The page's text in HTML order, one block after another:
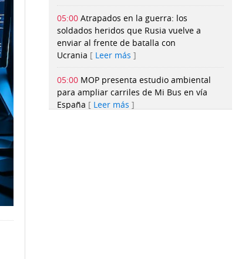
05:00 Atrapados en la guerra: los
soldados heridos que Rusia vuelve a
enviar al frente de batalla con
Ucrania
Leer más
05:00 MOP presenta estudio ambiental
para ampliar carriles de Mi Bus en vía
España
Leer más